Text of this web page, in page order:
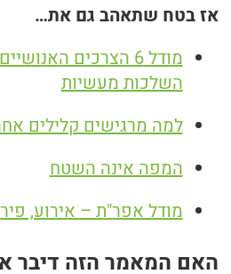
אז בטח שתאהב גם את…
מודל 6 הצרכים
השלכות מעשיות
למה מרגישים קלילים
המפה אינה השטח
מודל אפר"ת – אירוע,
האם המאמר הזה דיבר